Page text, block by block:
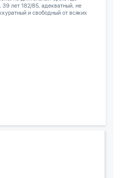
39 лет 182/85, адекватный, не
и свободный от всяких